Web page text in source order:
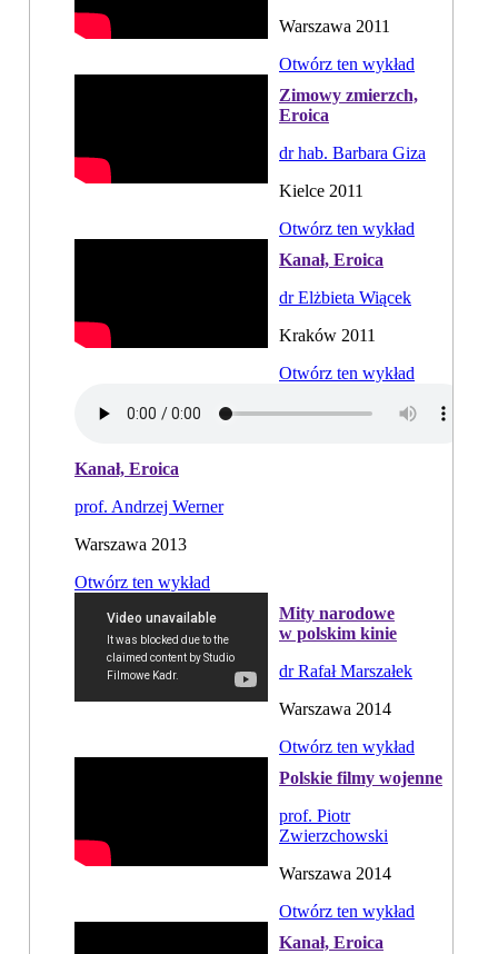
Warszawa 2011
Otwórz ten wykład
Zimowy zmierzch,
Eroica
dr hab. Barbara Giza
Kielce 2011
Otwórz ten wykład
Kanał, Eroica
dr Elżbieta Wiącek
Kraków 2011
Otwórz ten wykład
Kanał, Eroica
prof. Andrzej Werner
Warszawa 2013
Otwórz ten wykład
Mity narodowe
w polskim kinie
dr Rafał Marszałek
Warszawa 2014
Otwórz ten wykład
Polskie filmy wojenne
prof. Piotr
Zwierzchowski
Warszawa 2014
Otwórz ten wykład
Kanał, Eroica